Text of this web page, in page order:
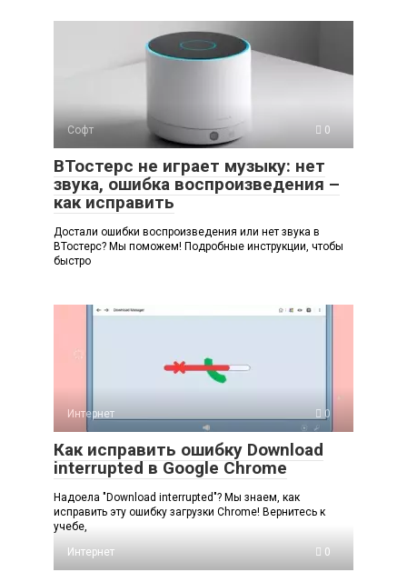
Софт 0
ВТостерс не играет музыку: нет
звука, ошибка воспроизведения –
как исправить
Достали ошибки воспроизведения или нет звука в
ВТостерс? Мы поможем! Подробные инструкции, чтобы
быстро
Интернет 0
Как исправить ошибку Download
interrupted в Google Chrome
Надоела "Download interrupted"? Мы знаем, как
исправить эту ошибку загрузки Chrome! Вернитесь к
учебе,
Интернет
0